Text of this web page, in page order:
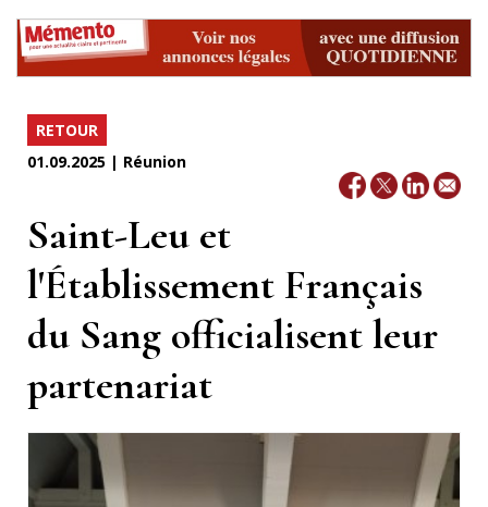
RETOUR
01.09.2025 | Réunion
Saint-Leu et
l'Établissement Français
du Sang officialisent leur
partenariat